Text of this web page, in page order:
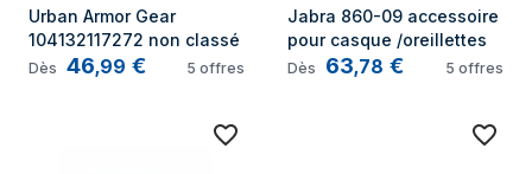
Urban Armor Gear
104132117272 non classé
Dès 46,99 € 5 offres
Jabra 860-09 accessoire
pour casque /oreillettes
Dès 63,78 € 5 offres